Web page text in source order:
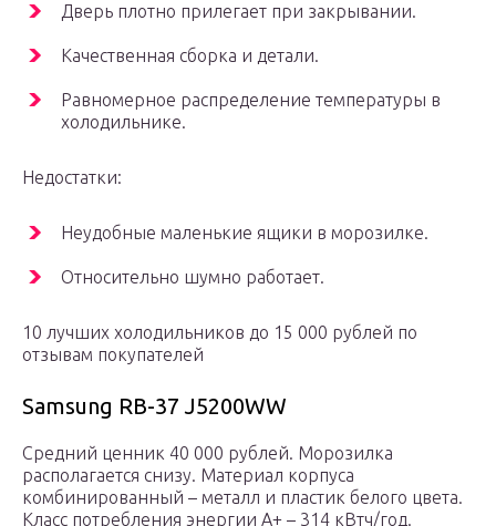
Дверь плотно прилегает при закрывании.
Качественная сборка и детали.
Равномерное распределение температуры в
холодильнике.
Недостатки:
Неудобные маленькие ящики в морозилке.
Относительно шумно работает.
10 лучших холодильников до 15 000 рублей по
отзывам покупателей
Samsung RB-37 J5200WW
Средний ценник 40 000 рублей. Морозилка
располагается снизу. Материал корпуса
комбинированный – металл и пластик белого цвета.
Класс потребления энергии А+ – 314 кВтч/год.